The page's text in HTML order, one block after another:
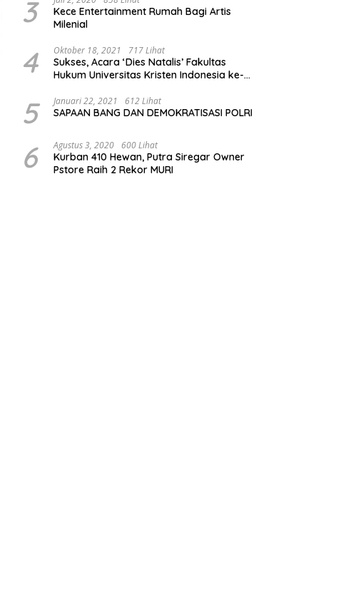
3
Kece Entertainment Rumah Bagi Artis
Milenial
4 Oktober 18, 2021 717 Lihat
Sukses, Acara ‘Dies Natalis’ Fakultas
Hukum Universitas Kristen Indonesia ke-
5 Januari 22, 2021 612 Lihat
SAPAAN BANG DAN DEMOKRATISASI POLRI
6 Agustus 3, 2020 600 Lihat
Kurban 410 Hewan, Putra Siregar Owner
Pstore Raih 2 Rekor MURI